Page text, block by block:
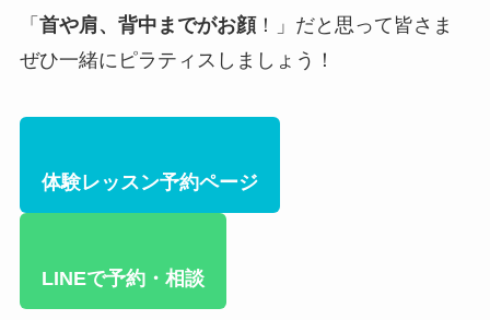
「 首や肩、背中までがお顔！」だと思って皆さま
ぜひ一緒にピラティスしましょう！
体験レッスン予約ページ
LINEで予約・相談